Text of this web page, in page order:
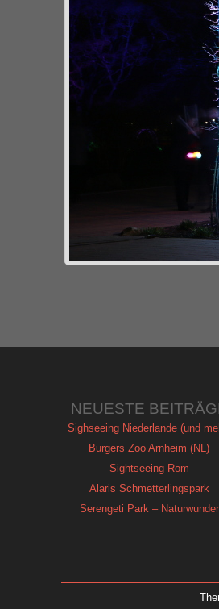
NEUESTE
Sighseeing Niederlande (und
Burgers Zoo Arnheim (NL)
Sightseeing Rom
Alaris Schmetterlingspark
Serengeti Park – Naturwunder